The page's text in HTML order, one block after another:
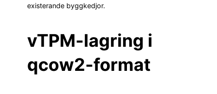
existerande byggkedjor.
vTPM-lagring i
qcow2-format